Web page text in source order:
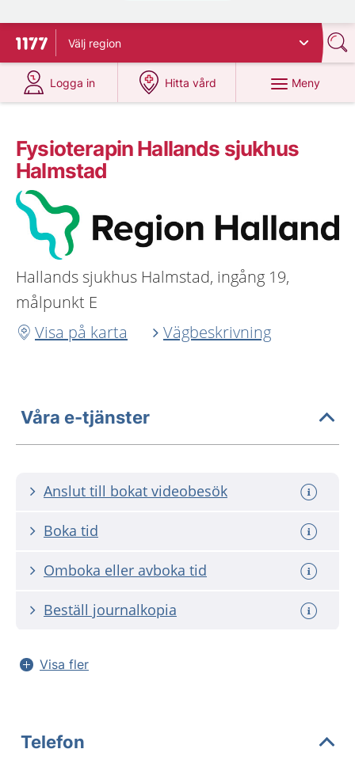
Till startsidan för 1177
Välj region
Logga in
på 1177.se
Hitta vård
på 1177.se
Meny
Fysioterapin Hallands sjukhus
Halmstad
Hallands sjukhus Halmstad, ingång 19,
målpunkt E
Visa på karta
Vägbeskrivning
Våra e-tjänster
Anslut till bokat videobesök
Boka tid
Omboka eller avboka tid
Beställ journalkopia
Visa fler
Telefon